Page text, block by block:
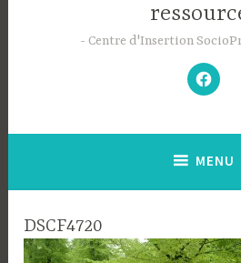
Centre d'Insertion
–
pas
à
;-)
MENU
DSCF4720